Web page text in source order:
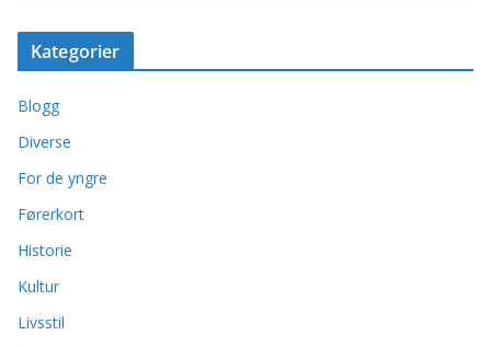
Kategorier
Blogg
Diverse
For de yngre
Førerkort
Historie
Kultur
Livsstil